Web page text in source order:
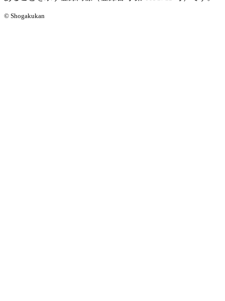
© Shogakukan